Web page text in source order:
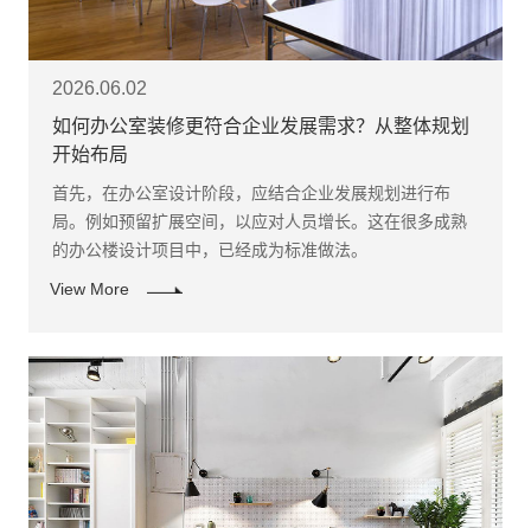
2026.06.02
如何办公室装修更符合企业发展需求？从整体规划
开始布局
首先，在办公室设计阶段，应结合企业发展规划进行布
局。例如预留扩展空间，以应对人员增长。这在很多成熟
的办公楼设计项目中，已经成为标准做法。 ​
View More